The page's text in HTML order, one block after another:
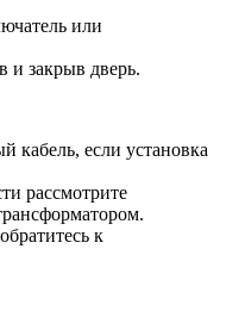
или
и закрыв дверь.
кабель, если установка
рассмотрите
к